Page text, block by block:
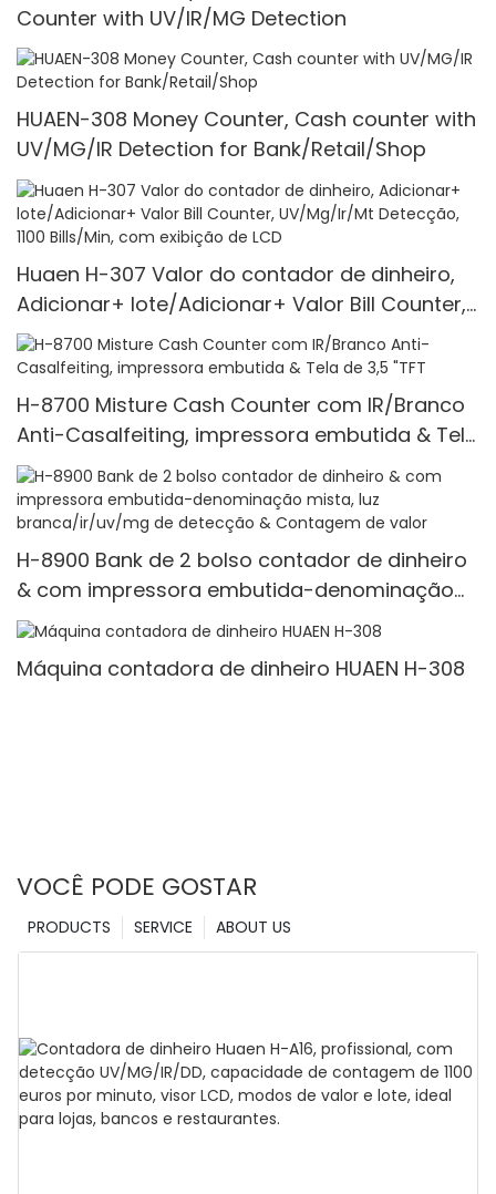
Counter with UV/IR/MG Detection
HUAEN-308 Money Counter, Cash counter with
UV/MG/IR Detection for Bank/Retail/Shop
Huaen H-307 Valor do contador de dinheiro,
Adicionar+ lote/Adicionar+ Valor Bill Counter,
UV/Mg/Ir/Mt Detecção, 1100 Bills/Min, com
exibição de LCD
H-8700 Misture Cash Counter com IR/Branco
Anti-Casalfeiting, impressora embutida & Tela
de 3,5 "TFT
H-8900 Bank de 2 bolso contador de dinheiro
& com impressora embutida-denominação
mista, luz branca/ir/uv/mg de detecção &
Contagem de valor
Máquina contadora de dinheiro HUAEN H-308
VOCÊ PODE GOSTAR
ABOUT US
SERVICE
PRODUCTS